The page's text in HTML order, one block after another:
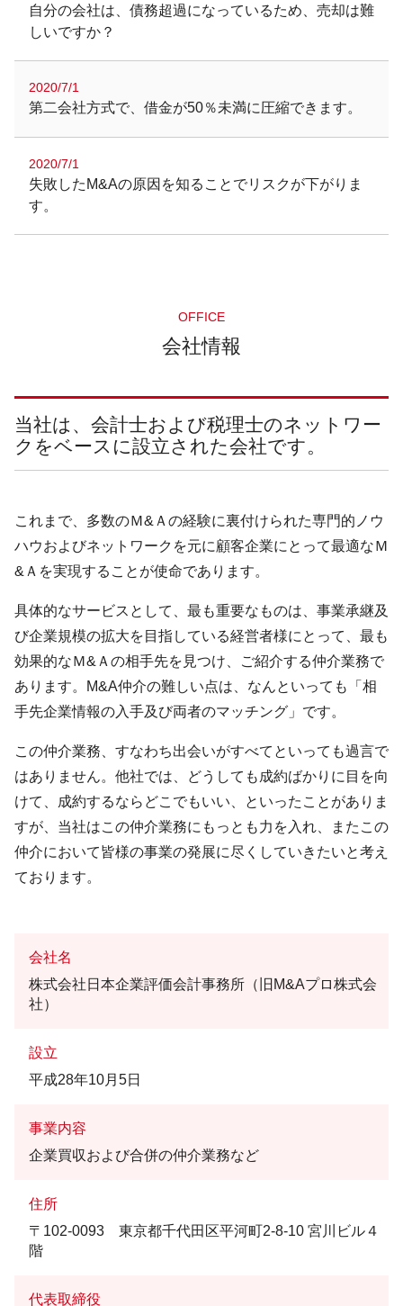
自分の会社は、債務超過になっているため、売却は難
しいですか？
2020/7/1
第二会社方式で、借金が50％未満に圧縮できます。
2020/7/1
失敗したM&Aの原因を知ることでリスクが下がりま
す。
OFFICE
会社情報
当社は、会計士および税理士のネットワー
クをベースに設立された会社です。
これまで、多数のＭ&Ａの経験に裏付けられた専門的ノウ
ハウおよびネットワークを元に顧客企業にとって最適なＭ
&Ａを実現することが使命であります。
具体的なサービスとして、最も重要なものは、事業承継及
び企業規模の拡大を目指している経営者様にとって、最も
効果的なＭ&Ａの相手先を見つけ、ご紹介する仲介業務で
あります。M&A仲介の難しい点は、なんといっても「相
手先企業情報の入手及び両者のマッチング」です。
この仲介業務、すなわち出会いがすべてといっても過言で
はありません。他社では、どうしても成約ばかりに目を向
けて、成約するならどこでもいい、といったことがありま
すが、当社はこの仲介業務にもっとも力を入れ、またこの
仲介において皆様の事業の発展に尽くしていきたいと考え
ております。
会社名
株式会社日本企業評価会計事務所（旧M&Aプロ株式会
社）
設立
平成28年10月5日
事業内容
企業買収および合併の仲介業務など
住所
〒102-0093 東京都千代田区平河町2-8-10 宮川ビル４
階
代表取締役